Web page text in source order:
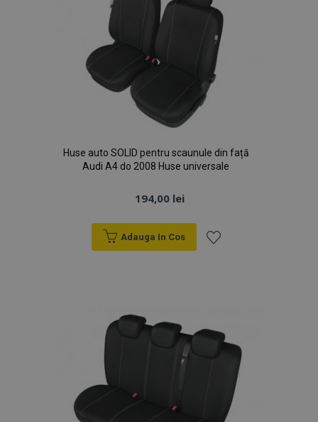
Huse auto SOLID pentru scaunule din față
Audi A4 do 2008 Huse universale
194,00 lei
Adauga In Cos